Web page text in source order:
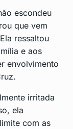
escondeu
que vem
ressaltou
e aos
envolvimento
irritada
ela
com as